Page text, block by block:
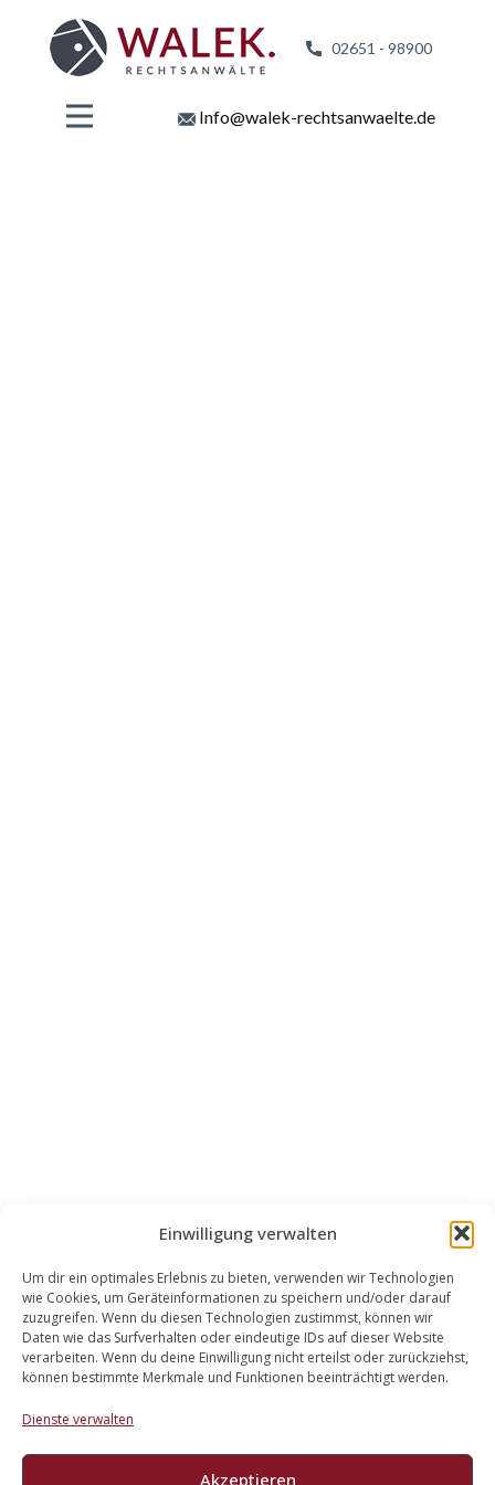
Einwilligung verwalten
Um dir ein optimales Erlebnis zu bieten, verwenden wir Technologien
wie Cookies, um Geräteinformationen zu speichern und/oder darauf
zuzugreifen. Wenn du diesen Technologien zustimmst, können wir
Daten wie das Surfverhalten oder eindeutige IDs auf dieser Website
verarbeiten. Wenn du deine Einwilligung nicht erteilst oder zurückziehst,
können bestimmte Merkmale und Funktionen beeinträchtigt werden.
Dienste verwalten
Akzeptieren
02651 - 98900
Info@walek-rechtsanwaelte.de
WALEK RECHTSANWÄLT​​E
Bachstraße 13
56727 Mayen
02651 98 900
info@walek-rechtsanwaelte.de